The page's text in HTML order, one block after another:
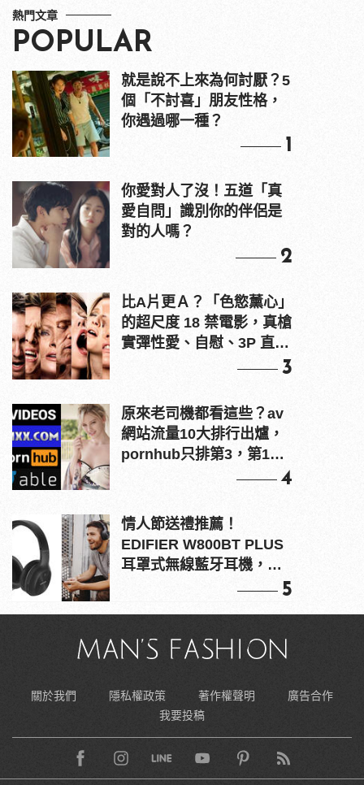
熱門文章
POPULAR
就是說不上來為何討厭？5
個「不討喜」朋友性格，
你遇過哪一種？
1
你愛對人了沒！五道「真
愛自問」識別你的伴侶是
對的人嗎？
2
比A片更Ａ？「色慾薰心」
的超尺度 18 禁電影，真槍
實彈性愛、自慰、3P 直接
3
原來老司機都看這些？av
網站流量10大排行出爐，
pornhub只排第3，第1名
4
情人節送禮推薦！
EDIFIER W800BT PLUS
耳罩式無線藍牙耳機，在
5
關於我們 隱私權政策 著作權聲明
廣告合作
我要投稿